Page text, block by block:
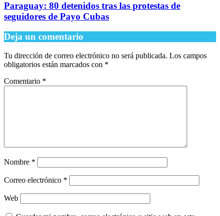
Paraguay: 80 detenidos tras las protestas de
seguidores de Payo Cubas
Deja un comentario
Tu dirección de correo electrónico no será publicada. Los campos
obligatorios están marcados con *
Comentario *
Nombre *
Correo electrónico *
Web